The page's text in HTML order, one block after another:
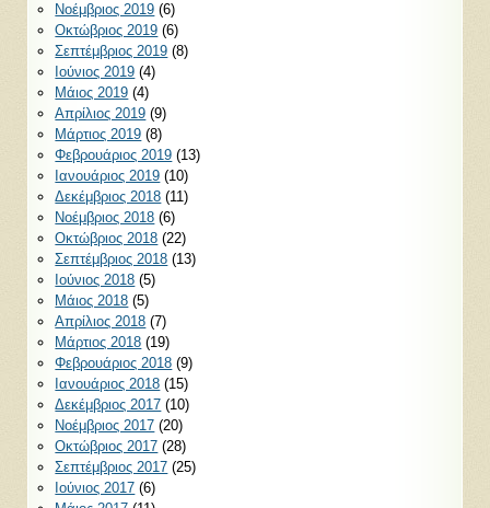
Νοέμβριος 2019 (6)
Οκτώβριος 2019 (6)
Σεπτέμβριος 2019 (8)
Ιούνιος 2019 (4)
Μάιος 2019 (4)
Απρίλιος 2019 (9)
Μάρτιος 2019 (8)
Φεβρουάριος 2019 (13)
Ιανουάριος 2019 (10)
Δεκέμβριος 2018 (11)
Νοέμβριος 2018 (6)
Οκτώβριος 2018 (22)
Σεπτέμβριος 2018 (13)
Ιούνιος 2018 (5)
Μάιος 2018 (5)
Απρίλιος 2018 (7)
Μάρτιος 2018 (19)
Φεβρουάριος 2018 (9)
Ιανουάριος 2018 (15)
Δεκέμβριος 2017 (10)
Νοέμβριος 2017 (20)
Οκτώβριος 2017 (28)
Σεπτέμβριος 2017 (25)
Ιούνιος 2017 (6)